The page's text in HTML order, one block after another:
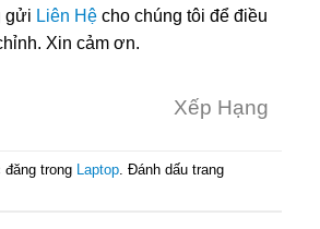
gửi Liên Hệcho chúng tôi để điều
Xin cảm ơn.
Xếp Hạng
trong Laptop . Đánh dấu trang